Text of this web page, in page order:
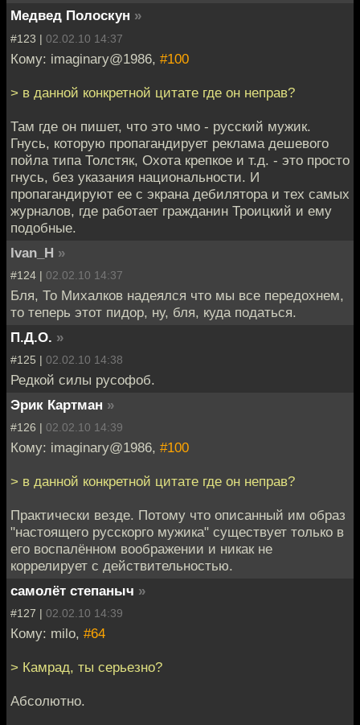
Медвед Полоскун »
#123 | 02.02.10 14:37
Кому: imaginary@1986, #100
> в данной конкретной цитате где он неправ?
Там где он пишет, что это чмо - русский мужик.
Гнусь, которую пропагандирует реклама дешевого
пойла типа Толстяк, Охота крепкое и т.д. - это просто
гнусь, без указания национальности. И
пропагандируют ее с экрана дебилятора и тех самых
журналов, где работает гражданин Троицкий и ему
подобные.
Ivan_H »
#124 | 02.02.10 14:37
Бля, То Михалков надеялся что мы все передохнем,
то теперь этот пидор, ну, бля, куда податься.
П.Д.О. »
#125 | 02.02.10 14:38
Редкой силы русофоб.
Эрик Картман »
#126 | 02.02.10 14:39
Кому: imaginary@1986, #100
> в данной конкретной цитате где он неправ?
Практически везде. Потому что описанный им образ
"настоящего русскорго мужика" существует только в
его воспалённом воображении и никак не
коррелирует с действительностью.
самолёт степаныч »
#127 | 02.02.10 14:39
Кому: milo, #64
> Камрад, ты серьезно?
Абсолютно.